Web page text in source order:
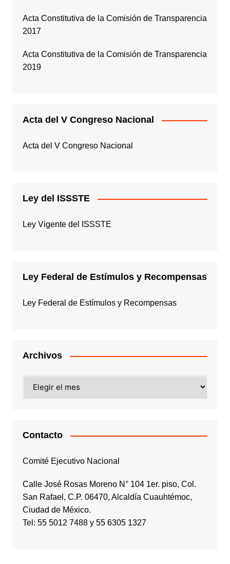
Acta Constitutiva de la Comisión de Transparencia
2017
Acta Constitutiva de la Comisión de Transparencia
2019
Acta del V Congreso Nacional
Acta del V Congreso Nacional
Ley del ISSSTE
Ley Vigente del ISSSTE
Ley Federal de Estímulos y Recompensas
Ley Federal de Estímulos y Recompensas
Archivos
Contacto
Comité Ejecutivo Nacional
Calle José Rosas Moreno N° 104 1er. piso, Col.
San Rafael, C.P. 06470, Alcaldía Cuauhtémoc,
Ciudad de México.
Tel: 55 5012 7488 y 55 6305 1327